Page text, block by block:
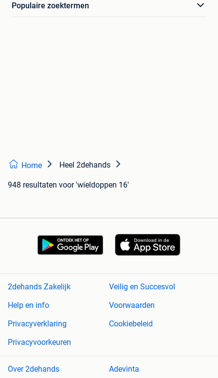
Populaire zoektermen
Home Heel 2dehands
948 resultaten voor 'wieldoppen 16'
2dehands Zakelijk
Veilig en Succesvol
Help en info
Voorwaarden
Privacyverklaring
Cookiebeleid
Privacyvoorkeuren
Over 2dehands Adevinta